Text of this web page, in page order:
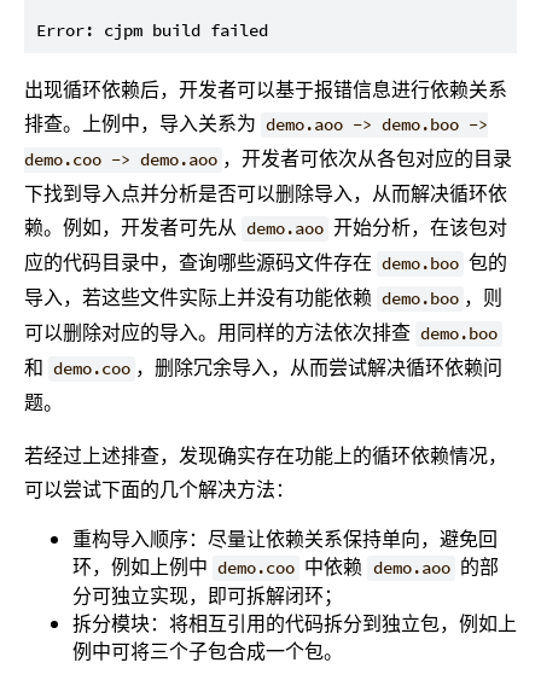
出现循环依赖后，开发者可以基于报错信息进行依赖关系
排查。上例中，导入关系为 demo.aoo -> demo.boo ->
demo.coo -> demo.aoo ，开发者可依次从各包对应的目录
下找到导入点并分析是否可以删除导入，从而解决循环依
赖。例如，开发者可先从 demo.aoo 开始分析，在该包对
应的代码目录中，查询哪些源码文件存在 demo.boo 包的
导入，若这些文件实际上并没有功能依赖 demo.boo ，则
可以删除对应的导入。用同样的方法依次排查 demo.boo
和 demo.coo ，删除冗余导入，从而尝试解决循环依赖问
题。
若经过上述排查，发现确实存在功能上的循环依赖情况，
可以尝试下面的几个解决方法：
重构导入顺序：尽量让依赖关系保持单向，避免回
环，例如上例中 demo.coo 中依赖 demo.aoo 的部
分可独立实现，即可拆解闭环；
拆分模块：将相互引用的代码拆分到独立包，例如上
例中可将三个子包合成一个包。